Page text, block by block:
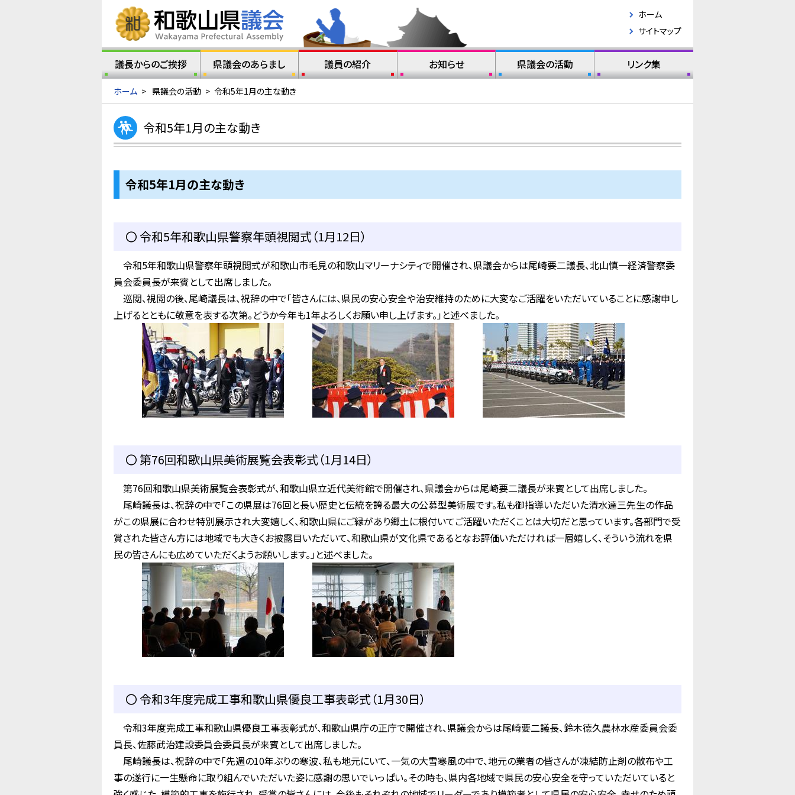
ホーム
サイトマップ
議長からのご挨拶 県議会のあらまし 議員の紹介 お知らせ 県議会の活動 リンク集
ホーム > 県議会の活動 > 令和5年1月の主な動き
令和5年1月の主な動き
令和5年1月の主な動き
〇 令和5年和歌山県警察年頭視閲式（1月12日）
令和5年和歌山県警察年頭視閲式が和歌山市毛見の和歌山マリーナシティで開催され、県議会からは尾崎要二議長、北山慎一経済警察委
員会委員長が来賓として出席しました。
巡閲、視閲の後、尾崎議長は、祝辞の中で「皆さんには、県民の安心安全や治安維持のために大変なご活躍をいただいていることに感謝申し
上げるとともに敬意を表する次第。どうか今年も1年よろしくお願い申し上げます。」と述べました。
〇 第76回和歌山県美術展覧会表彰式（1月14日）
第76回和歌山県美術展覧会表彰式が、和歌山県立近代美術館で開催され、県議会からは尾崎要二議長が来賓として出席しました。
尾崎議長は、祝辞の中で「この県展は76回と長い歴史と伝統を誇る最大の公募型美術展です。私も御指導いただいた清水達三先生の作品
がこの県展に合わせ特別展示され大変嬉しく、和歌山県にご縁があり郷土に根付いてご活躍いただくことは大切だと思っています。各部門で受
賞された皆さん方には地域でも大きくお披露目いただいて、和歌山県が文化県であるとなお評価いただければ一層嬉しく、そういう流れを県
民の皆さんにも広めていただくようお願いします。」と述べました。
〇 令和3年度完成工事和歌山県優良工事表彰式（1月30日）
令和3年度完成工事和歌山県優良工事表彰式が、和歌山県庁の正庁で開催され、県議会からは尾崎要二議長、鈴木德久農林水産委員会委
員長、佐藤武治建設委員会委員長が来賓として出席しました。
尾崎議長は、祝辞の中で「先週の10年ぶりの寒波、私も地元にいて、一気の大雪寒風の中で、地元の業者の皆さんが凍結防止剤の散布や工
事の遂行に一生懸命に取り組んでいただいた姿に感謝の思いでいっぱい。その時も、県内各地域で県民の安心安全を守っていただいていると